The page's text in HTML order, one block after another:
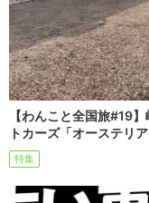
【わんこと全国旅#19
トカーズ「オーステリ
特集